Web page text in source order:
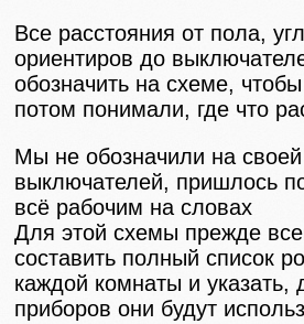
Все расстояния от пола,
ориентиров до
обозначить на схеме,
потом понимали, где что
Мы не обозначили на
выключателей, пришлось
всё рабочим на словах
Для этой схемы прежде
составить полный список
каждой комнаты и указать,
приборов они будут